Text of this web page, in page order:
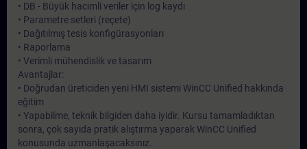
• DB - Büyük hacimli veriler için log kaydı
• Parametre setleri (reçete)
• Dağıtılmış tesis konfigürasyonları
• Raporlama
• Verimli mühendislik ve tasarım
Avantajlar:
• Doğrudan üreticiden yeni HMI sistemi WinCC Unified hakkında
eğitim
• Yapabilme, teknik bilgiden daha iyidir. Kursu tamamladıktan
sonra, çok sayıda pratik alıştırma yaparak WinCC Unified
konusunda uzmanlaşacaksınız.